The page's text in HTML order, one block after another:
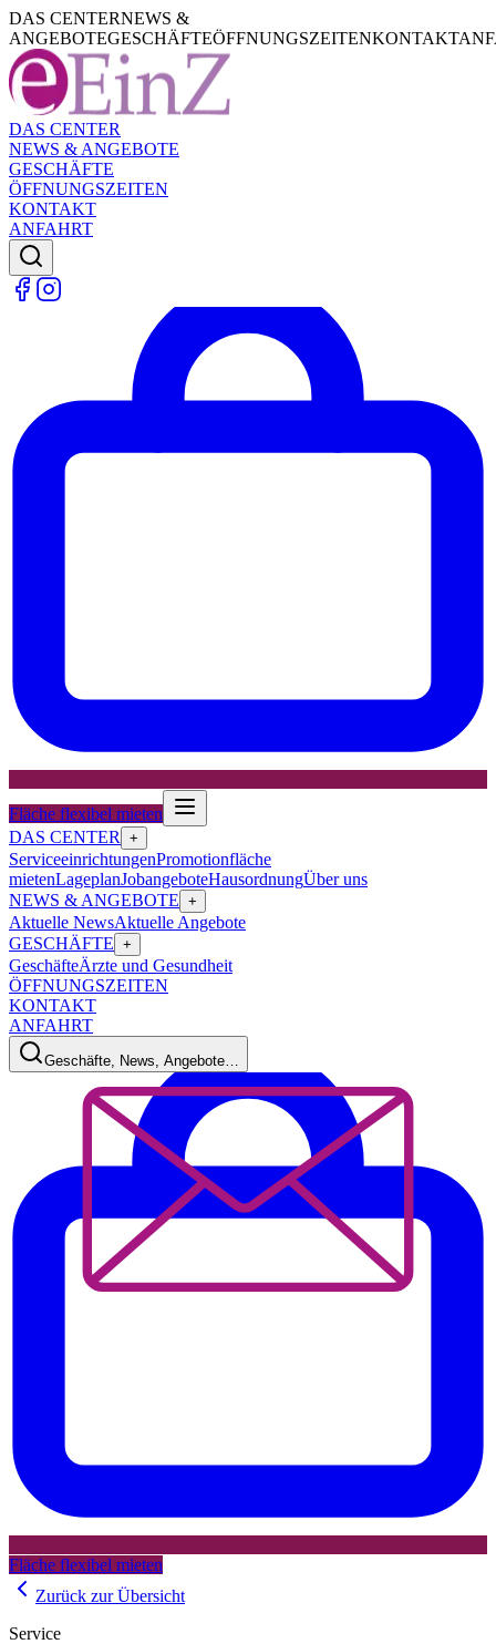
DAS CENTERNEWS &
ANGEBOTEGESCHÄFTEÖFFNUNGSZEITENKONTAKT
DAS CENTER
NEWS & ANGEBOTE
GESCHÄFTE
ÖFFNUNGSZEITEN
KONTAKT
ANFAHRT
Fläche flexibel mieten
DAS CENTER
+
ServiceeinrichtungenPromotionfläche
mietenLageplanJobangeboteHausordnungÜber uns
NEWS & ANGEBOTE +
Aktuelle NewsAktuelle Angebote
GESCHÄFTE +
GeschäfteÄrzte und Gesundheit
ÖFFNUNGSZEITEN
KONTAKT
ANFAHRT
Geschäfte, News, Angebote…
Fläche flexibel mieten
Zurück zur Übersicht
Service